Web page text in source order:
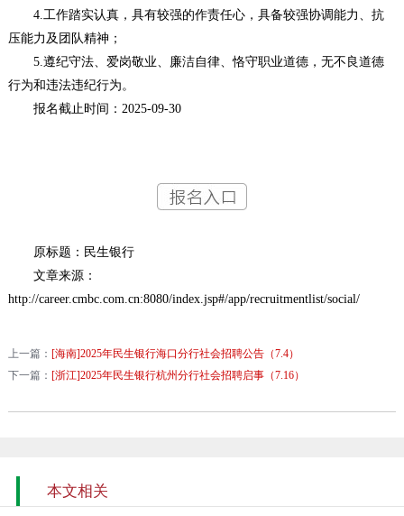
4.工作踏实认真，具有较强的作责任心，具备较强协调能力、抗
压能力及团队精神；
5.遵纪守法、爱岗敬业、廉洁自律、恪守职业道德，无不良道德
行为和违法违纪行为。
报名截止时间：2025-09-30
原标题：民生银行
文章来源：
http://career.cmbc.com.cn:8080/index.jsp#/app/recruitmentlist/social/
上一篇： [海南]2025年民生银行海口分行社会招聘公告（7.4）
下一篇： [浙江]2025年民生银行杭州分行社会招聘启事（7.16）
本文相关